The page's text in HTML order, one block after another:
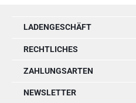
LADENGESCHÄFT
RECHTLICHES
ZAHLUNGSARTEN
NEWSLETTER